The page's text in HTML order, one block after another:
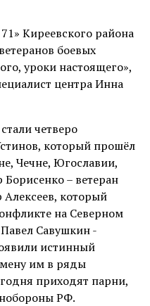
Киреевского района
боевых
уроки настоящего»,
центра Инна
четверо
который прошёл
Чечне, Югославии,
– ветеран
который
на Северном
Савушкин -
истинный
им в ряды
приходят парни,
РФ.